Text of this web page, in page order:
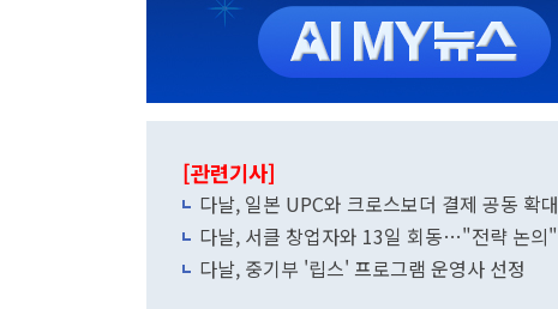
[관련기사]
다날, 일본 UPC와 크로스보더 결제 공동 확대
다날, 서클 창업자와 13일 회동…"전략 논의"
다날, 중기부 '립스' 프로그램 운영사 선정